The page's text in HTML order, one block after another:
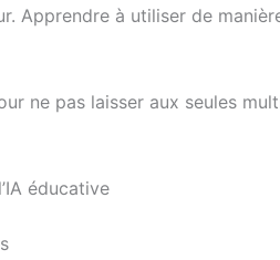
Apprendre à utiliser de
ne pas laisser aux seules
éducative